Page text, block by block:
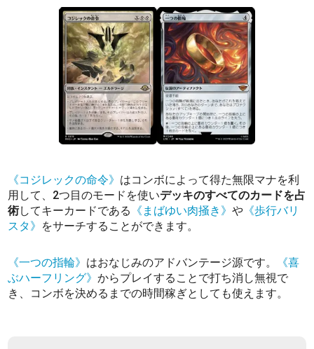
《コジレックの命令》 はコンボによって得た無限マナを利
用して、2つ目のモードを使いデッキのすべてのカードを占
術してキーカードである 《まばゆい肉掻き》や 《歩行バリ
スタ》 をサーチすることができます。
《一つの指輪》 はおなじみのアドバンテージ源です。
《喜
ぶハーフリング》からプレイすることで打ち消し無視で
き、コンボを決めるまでの時間稼ぎとしても使えます。